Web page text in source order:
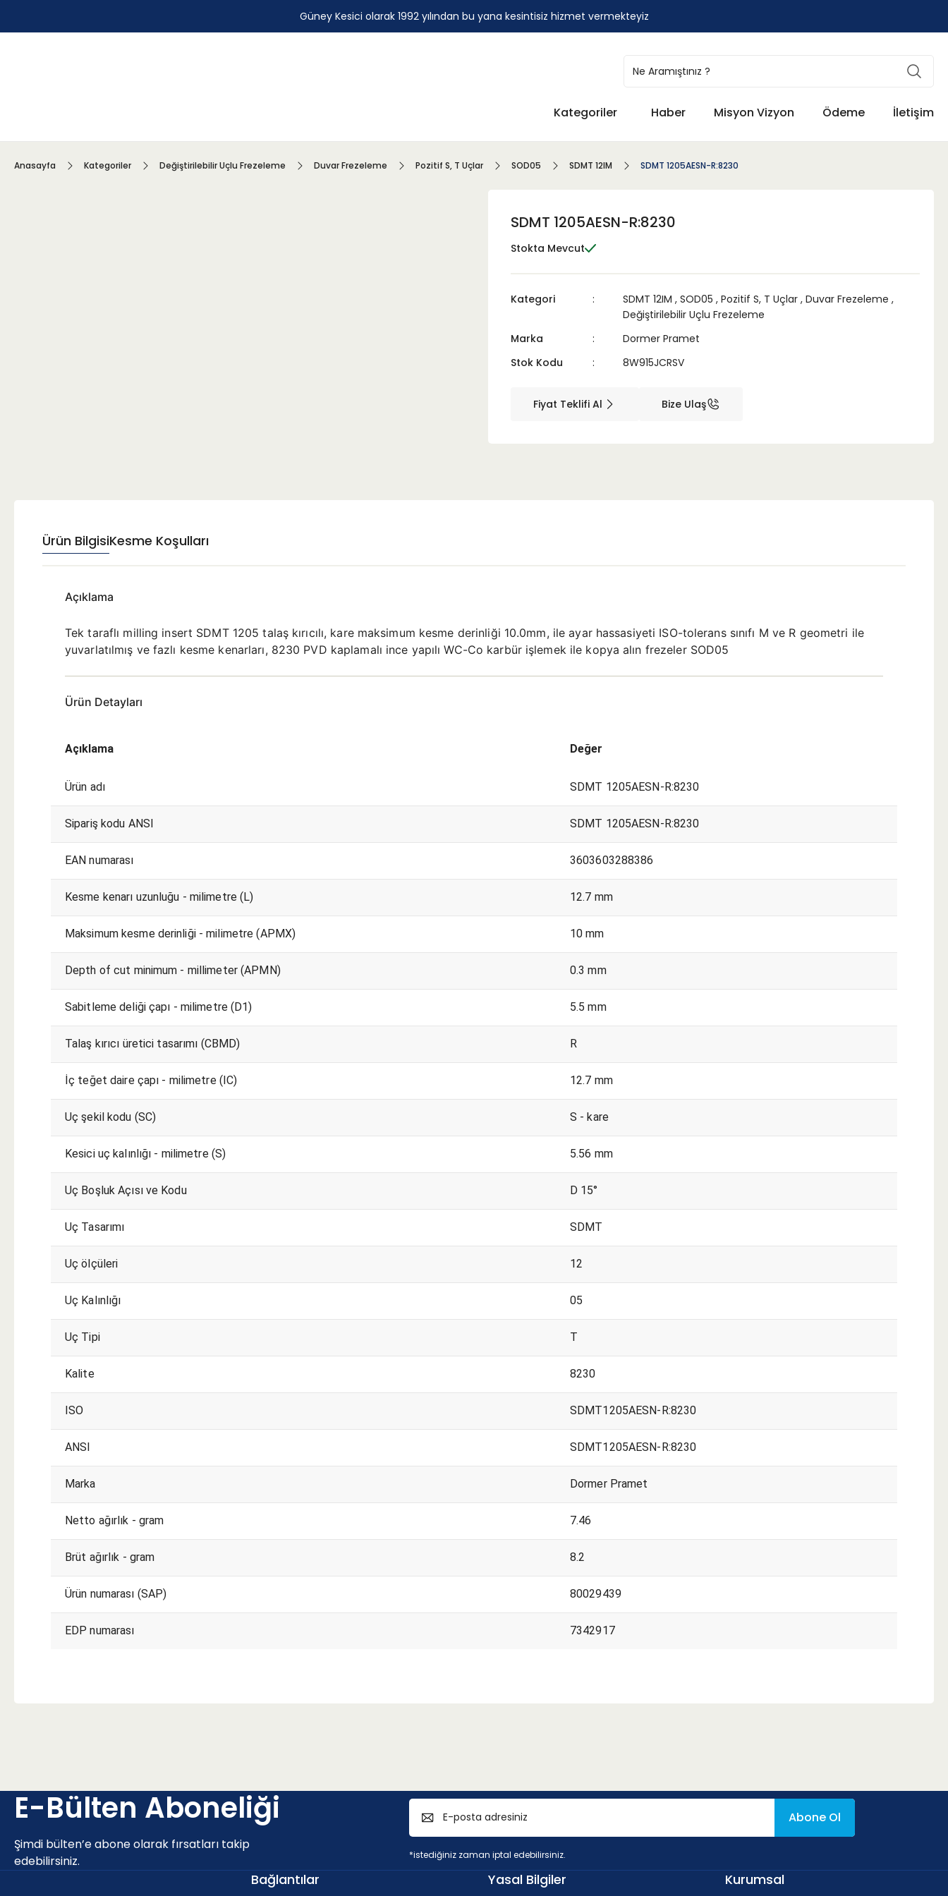
Güney Kesici olarak 1992 yılından bu yana kesintisiz hizmet vermekteyiz
Kategoriler Haber Misyon Vizyon Ödeme İletişim
Anasayfa Kategoriler Değiştirilebilir Uçlu Frezeleme Duvar Frezeleme Pozitif S, T Uçlar SOD05 SDMT 12IM SDMT 1205AESN-R:8230
SDMT 1205AESN-R:8230
Stokta Mevcut
Kategori SDMT 12IM , SOD05 , Pozitif S, T Uçlar , Duvar Frezeleme ,
Değiştirilebilir Uçlu Frezeleme
Marka
Dormer Pramet
Stok Kodu
8W915JCRSV
Fiyat Teklifi Al Bize Ulaş
Ürün BilgisiKesme Koşulları
Açıklama
Tek taraflı milling insert SDMT 1205 talaş kırıcılı, kare maksimum kesme derinliği 10.0mm, ile ayar hassasiyeti ISO-tolerans sınıfı M ve R geometri ile
yuvarlatılmış ve fazlı kesme kenarları, 8230 PVD kaplamalı ince yapılı WC-Co karbür işlemek ile kopya alın frezeler SOD05
Ürün Detayları
Açıklama Değer
Ürün adı SDMT 1205AESN-R:8230
Sipariş kodu ANSI SDMT 1205AESN-R:8230
EAN numarası 3603603288386
Kesme kenarı uzunluğu - milimetre (L) 12.7 mm
Maksimum kesme derinliği - milimetre (APMX) 10 mm
Depth of cut minimum - millimeter (APMN) 0.3 mm
Sabitleme deliği çapı - milimetre (D1) 5.5 mm
Talaş kırıcı üretici tasarımı (CBMD) R
İç teğet daire çapı - milimetre (IC) 12.7 mm
Uç şekil kodu (SC) S - kare
Kesici uç kalınlığı - milimetre (S) 5.56 mm
Uç Boşluk Açısı ve Kodu D 15°
Uç Tasarımı SDMT
Uç ölçüleri 12
Uç Kalınlığı 05
Uç Tipi T
Kalite 8230
ISO SDMT1205AESN-R:8230
ANSI SDMT1205AESN-R:8230
Marka Dormer Pramet
Netto ağırlık - gram 7.46
Brüt ağırlık - gram 8.2
Ürün numarası (SAP) 80029439
EDP numarası 7342917
P - Çelik ve dökme çelikler (Alaşım oranı < 10% ve sertlik < 45HRC)
E-Bülten Aboneliği
Şimdi bülten’e abone olarak fırsatları takip
edebilirsiniz.
Abone Ol
*istediğiniz zaman iptal edebilirsiniz.
Bağlantılar Yasal Bilgiler Kurumsal